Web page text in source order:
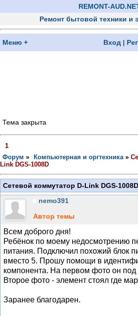
REMONT-
Ремонт бытовой техники и
Меню + Вход |
Тема закрыта
1
Форум » Компьютерная и оргтехника »
Link DGS-1008D
Сетевой коммутатор D-Link DGS-1008D
nemo391
Автор темы
Всем доброго дня!
Ребёнок по моему недосмотрению
питания. Подключил похожий блок
вместо 5. Прошу помощи в
компонента. На первом фото он под
Второе фото - элемент стоял где
Заранее благодарен.